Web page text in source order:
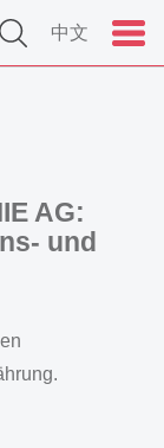
中文
AG:
und